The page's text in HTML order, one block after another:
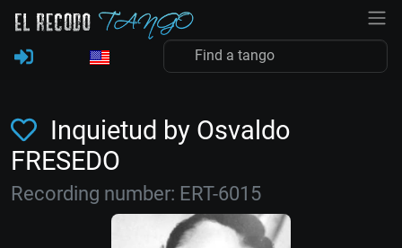
Inquietud by Osvaldo
FRESEDO
Recording number: ERT-6015